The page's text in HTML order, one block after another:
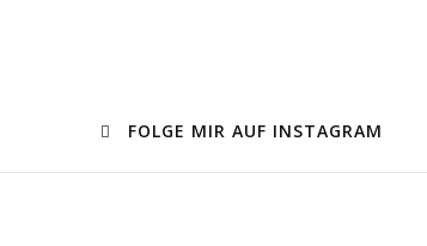
FOLGE MIR AUF INSTAGRAM